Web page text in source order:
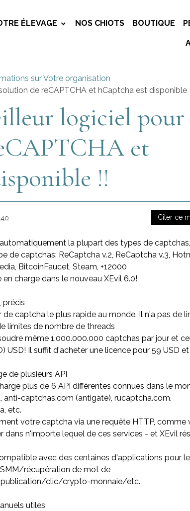
ÉLEVAGE NOS CHIOTS BOUTIQUE
sur Votre organisation
de reCAPTCHA et hCaptcha est disponible
logiciel
et
!!
Citer ce
la plupart des types de captchas,
de captchas: ReCaptcha v.2, ReCaptcha v.3,
BitcoinFaucet, Steam, +12000
en charge dans le nouveau XEvil 6.0!
précis
de captcha le plus rapide au monde. Il n'a pas de
limites de nombre de threads
même 1.000.000.000 captchas par jour et
USD! Il suffit d'acheter une licence pour 59 USD
de plusieurs API
plus de 6 API différentes connues dans le
anti-captchas.com (antigate), rucaptcha.com,
etc.
votre captcha via une requête HTTP, comme
dans n'importe lequel de ces services - et XEvil
avec des centaines d'applications pour le
récupération de mot de
clic/crypto-monnaie/etc.
utiles